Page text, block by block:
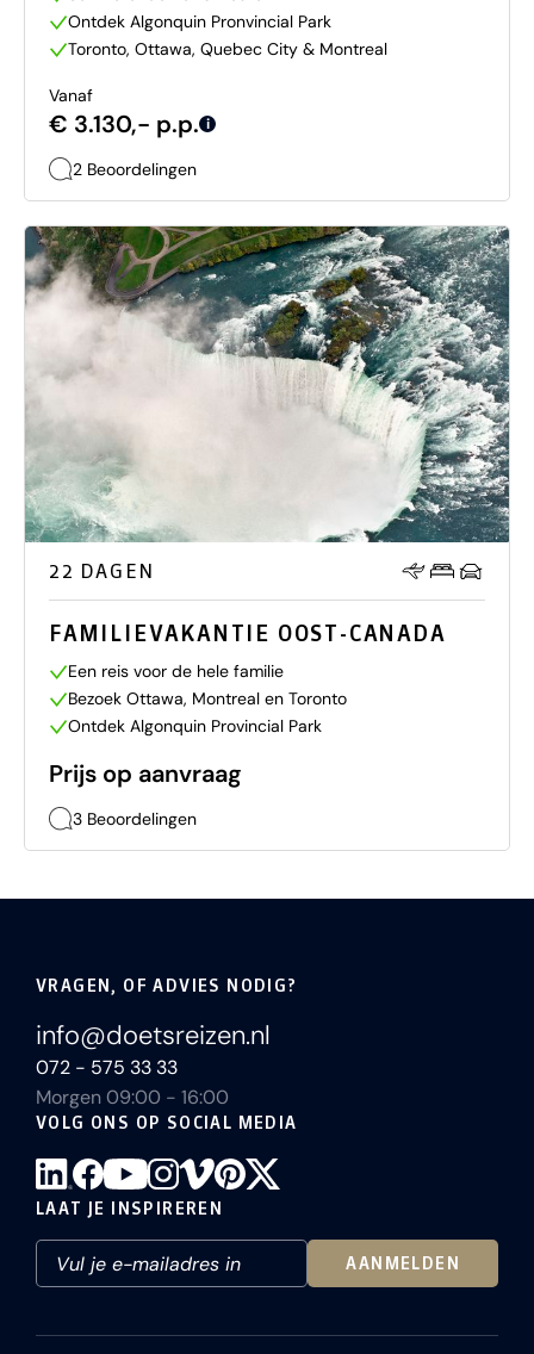
Ontdek Algonquin Pronvincial Park
Toronto, Ottawa, Quebec City & Montreal
Vanaf
€ 3.130,- p.p. i
2 Beoordelingen
22 DAGEN
FAMILIEVAKANTIE OOST-CANADA
Een reis voor de hele familie
Bezoek Ottawa, Montreal en Toronto
Ontdek Algonquin Provincial Park
Prijs op aanvraag
3 Beoordelingen
VRAGEN, OF ADVIES NODIG?
info@doetsreizen.nl
072 - 575 33 33
Morgen 09:00 - 16:00
VOLG ONS OP SOCIAL MEDIA
LAAT JE INSPIREREN
AANMELDEN